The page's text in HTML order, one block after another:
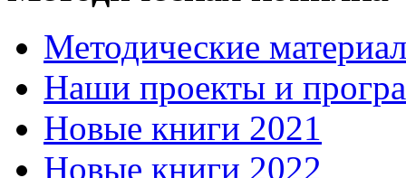
Методические
Наши проекты и
Новые книги 2021
Новые книги 2022